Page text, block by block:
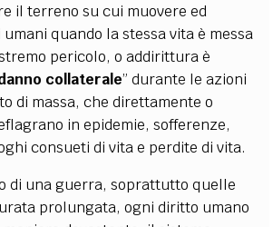
il terreno su cui muovere ed
quando la stessa vita è messa
pericolo, o addirittura è
collaterale” durante le azioni
di massa, che direttamente o
in epidemie, sofferenze,
consueti di vita e perdite di vita.
di una guerra, soprattutto quelle
prolungata, ogni diritto umano